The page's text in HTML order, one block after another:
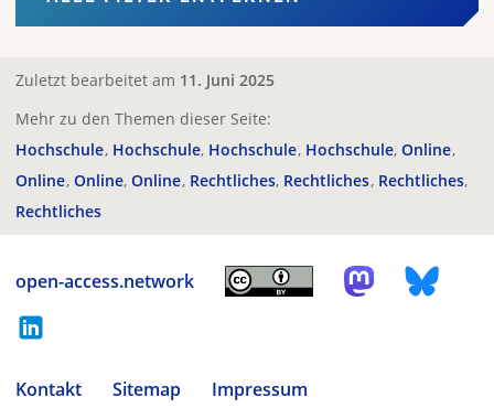
Zuletzt bearbeitet am 11. Juni 2025
Mehr zu den Themen dieser Seite:
Hochschule Hochschule Hochschule Hochschule Online
Online Online Online Rechtliches Rechtliches Rechtliches
Rechtliches
open-access.network
Kontakt Sitemap
Impressum